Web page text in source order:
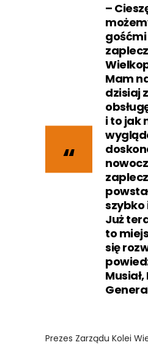
–
Mam
dzisiaj
i to jak
szybko
Już
to
się
Prezes Zarządu Kolei